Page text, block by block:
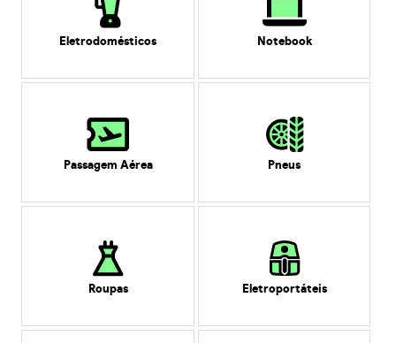
Eletrodomésticos Notebook
Passagem Aérea Pneus
Roupas Eletroportáteis